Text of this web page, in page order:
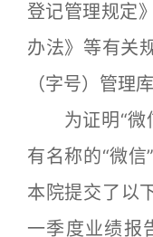
登记管理规定
办法》等有关
（字号）管理
为证明“微
有名称的“微
本院提交了以
一季度业绩报